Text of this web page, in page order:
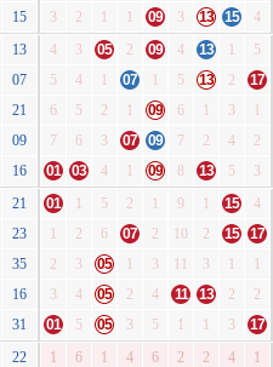
15 3 2 1 1 09 3 13 15
4
13 4 3 05 2 09 4 13 1
5
07 5 4 1 07 1 5 13 2
17
21 6 5 2 1 09 6 1 3
1
09 7 6 3 07 09 7 2 4
2
16 01 03 4 1 09 8 13 5
3
21 01 1 5 2 1 9 1 15
4
23 1 2 6 07 2 10 2 15
17
35 2 3 05 1 3 11 3 1
1
16 3 4 05 2 4 11 13 2
2
31 01 5 05 3 5 1 1 3
17
22 1 6 1 4 6 2 2 4
1